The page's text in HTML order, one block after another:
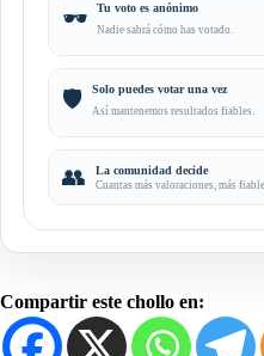
🕶️ Tu voto es anónimo
Nadie sabrá cómo has votado.
🛡️ Solo puedes votar una vez
Así mantenemos resultados fiables.
👥 La comunidad decide
Cuantas más valoraciones, más
Compartir este chollo en: